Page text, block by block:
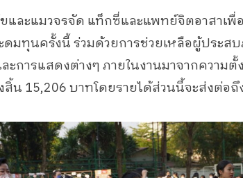
และแมวจรจัด แท็กซี่และแพทย์จิตอาสาเ
ดมทุนครั้งนี้ ร่วมด้วยการช่วยเหลือผู้ประส
การแสดงต่างๆ ภายในงานมาจากความตั้
น 15,206 บาทโดยรายได้ส่วนนี้จะส่งต่อ